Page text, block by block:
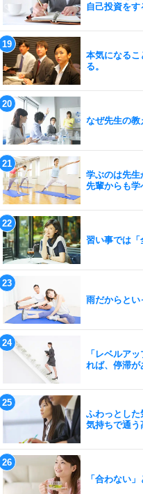
自己投資をす
本気になるこ
る。
なぜ先生の教
学ぶのは先生
先輩からも学
習い事では「
雨だからとい
「レベルア
れば、停滞が
ふわっとした
気持ちで通う
「合わない